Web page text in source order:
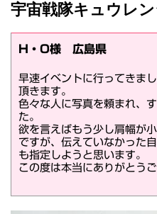
宇宙戦隊キュウレ
H・O様 広島県
早速イベントに行ってきま
頂きます。
色々な人に写真を頼まれ、
た。
欲を言えばもう少し肩幅が
ですが、伝えていなかった
も指定しようと思います。
この度は本当にありがとうご